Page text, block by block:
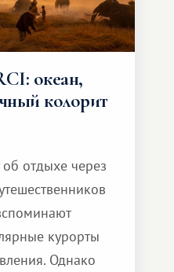
океан,
колорит
об отдыхе через
курорты
Однако